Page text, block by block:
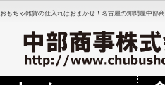
おもちゃ雑貨の仕入れはおまかせ！名古屋の卸問屋中部